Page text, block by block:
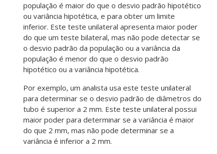
população é maior do que o desvio padrão hipotético
ou variância hipotética, e para obter um limite
inferior. Este teste unilateral apresenta maior poder
do que um teste bilateral, mas não pode detectar se
o desvio padrão da população ou a variância da
população é menor do que o desvio padrão
hipotético ou a variância hipotética.
Por exemplo, um analista usa este teste unilateral
para determinar se o desvio padrão de diâmetros do
tubo é superior a 2 mm. Este teste unilateral possui
maior poder para determinar se a variância é maior
do que 2 mm, mas não pode determinar se a
variância é inferior a 2 mm.